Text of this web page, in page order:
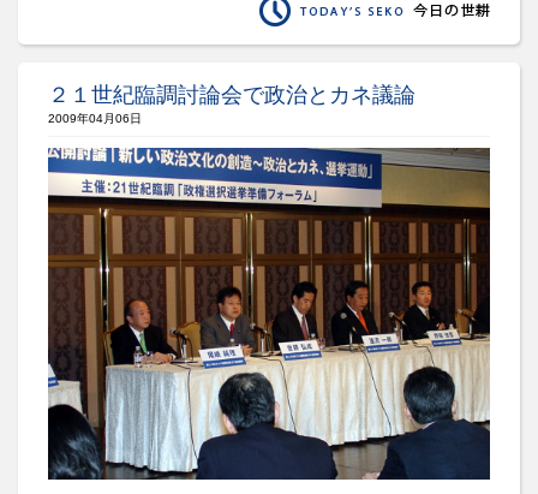
２１世紀臨調討論会で政治とカネ議論
2009年04月06日